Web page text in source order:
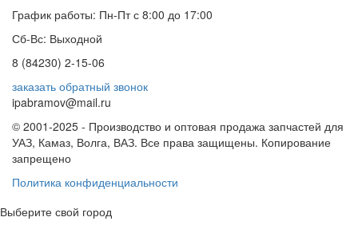
График работы: Пн-Пт с 8:00 до 17:00
Сб-Вс: Выходной
8 (84230) 2-15-06
заказать обратный звонок
ipabramov@mail.ru
© 2001-2025 - Производство и оптовая продажа запчастей для
УАЗ, Камаз, Волга, ВАЗ. Все права защищены. Копирование
запрещено
Политика конфиденциальности
Выберите свой город